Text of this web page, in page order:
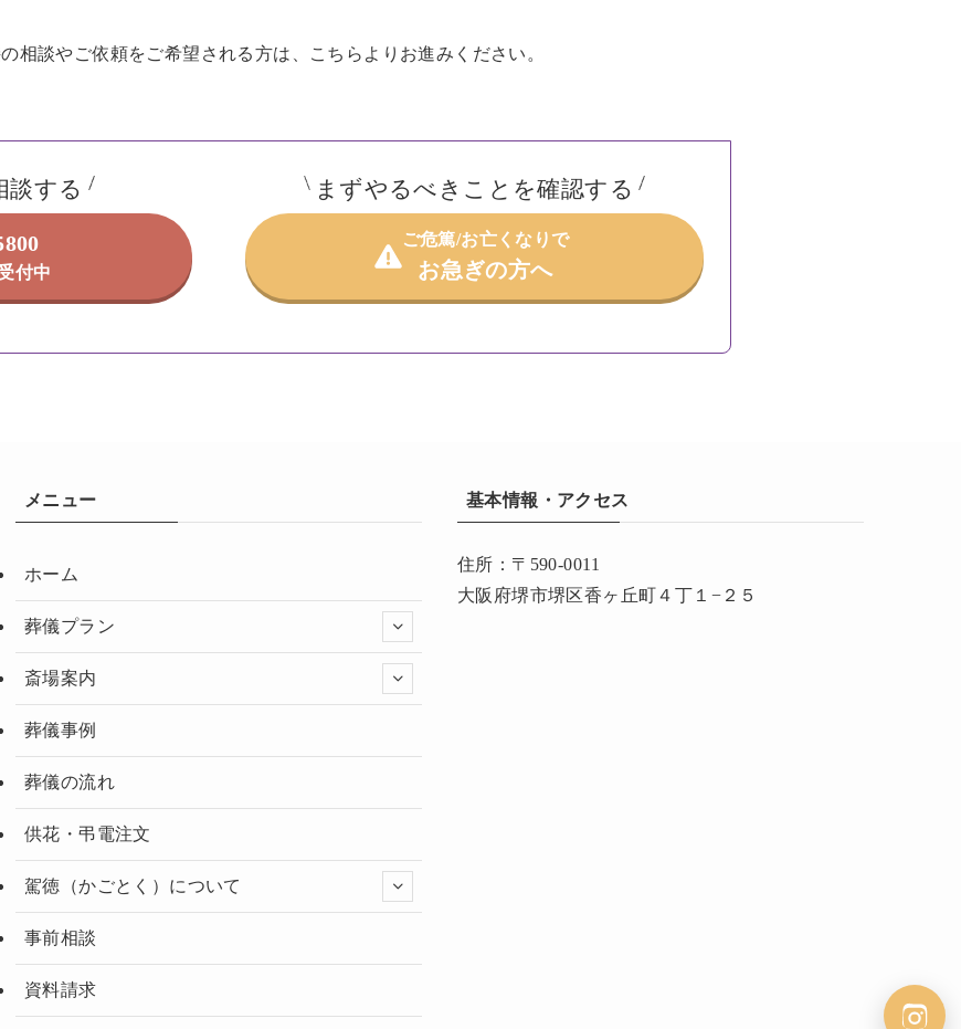
相談やご依頼をご希望される方は、こちらよりお進みください。
談する
付中
まずやるべきことを確認する
ご危篤/お亡くなりで
お急ぎの方へ
メニュー
ホーム
葬儀プラン
斎場案内
葬儀事例
葬儀の流れ
供花・弔電注文
駕徳（かごとく）について
事前相談
資料請求
基本情報・アクセス
住所：〒590-0011
大阪府堺市堺区香ヶ丘町４丁１−２５